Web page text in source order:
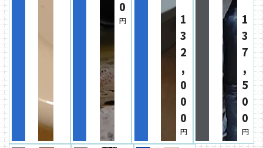
0
円
1
3
2
,
0
0
0
円
1
3
7
,
5
0
0
円